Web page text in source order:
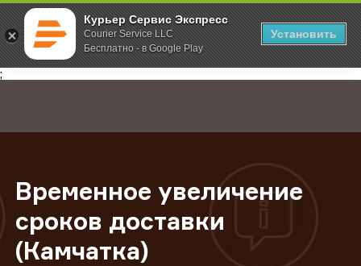
Курьер Сервис Экспресс
Courier Service LLC
Бесплатно - в Google Play
Установить
;
Главная О компании Новости Временное увеличение сроков
Временное увеличение
сроков доставки
(Камчатка)